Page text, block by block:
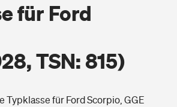
für Ford
TSN: 815)
Typklasse für Ford Scorpio, GGE